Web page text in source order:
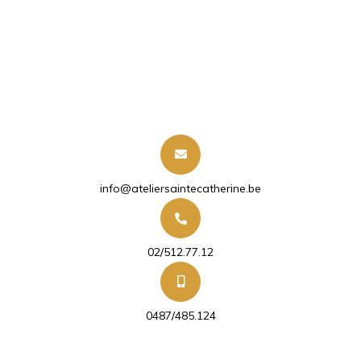
info@ateliersaintecatherine.be
02/512.77.12
0487/485.124